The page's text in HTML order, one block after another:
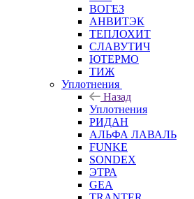
ВОГЕЗ
АНВИТЭК
ТЕПЛОХИТ
СЛАВУТИЧ
ЮТЕРМО
ТИЖ
Уплотнения
Назад
Уплотнения
РИДАН
АЛЬФА ЛАВАЛЬ
FUNKE
SONDEX
ЭТРА
GEA